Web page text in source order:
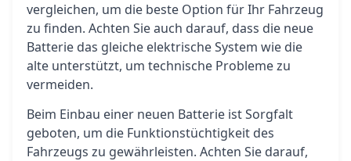
vergleichen, um die beste Option für Ihr Fahrzeug
zu finden. Achten Sie auch darauf, dass die neue
Batterie das gleiche elektrische System wie die
alte unterstützt, um technische Probleme zu
vermeiden.
Beim Einbau einer neuen Batterie ist Sorgfalt
geboten, um die Funktionstüchtigkeit des
Fahrzeugs zu gewährleisten. Achten Sie darauf,